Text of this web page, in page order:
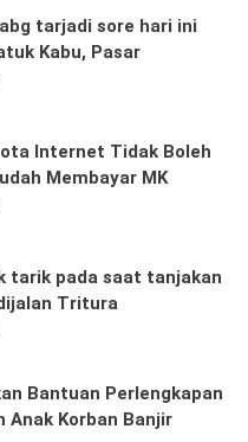
tarjadi sore hari ini
Kabu, Pasar
Internet Tidak Boleh
Membayar MK
tarik pada saat tanjakan
Tritura
Bantuan Perlengkapan
Anak Korban Banjir